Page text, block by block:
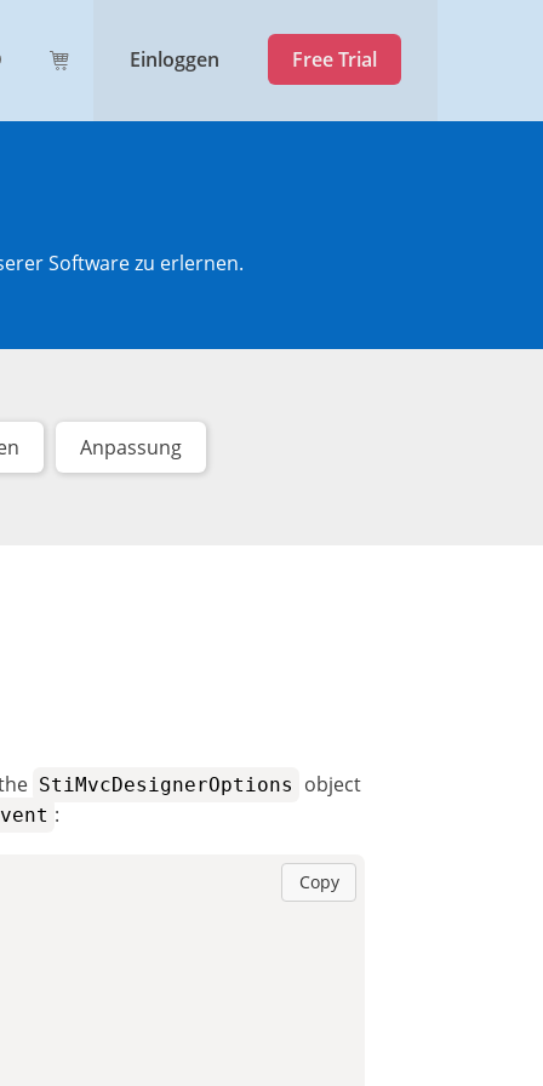
Einloggen Free Trial
Software zu erlernen.
Anpassung
StiMvcDesignerOptions object
:
Copy